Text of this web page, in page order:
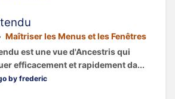
Maîtriser les Menus et les Fenêtres
est une vue d'Ancestris qui
efficacement et rapidement da...
by frederic